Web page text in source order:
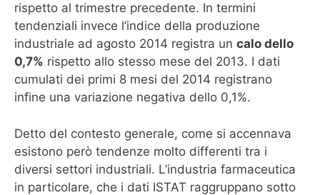
rispetto al trimestre precedente. In termini
tendenziali invece l’indice della produzione
industriale ad agosto 2014 registra un calo dello
0,7% rispetto allo stesso mese del 2013. I dati
cumulati dei primi 8 mesi del 2014 registrano
infine una variazione negativa dello 0,1%.
Detto del contesto generale, come si accennava
esistono però tendenze molto differenti tra i
diversi settori industriali. L’industria farmaceutica
in particolare, che i dati ISTAT raggruppano sotto